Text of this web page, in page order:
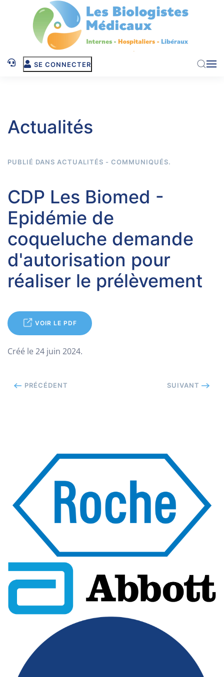
Skip to main content
SE CONNECTER
Actualités
PUBLIÉ DANS ACTUALITÉS - COMMUNIQUÉS.
CDP Les Biomed -
Epidémie de
coqueluche demande
d'autorisation pour
réaliser le prélèvement
VOIR LE PDF
Créé le 24 juin 2024.
PRÉCÉDENT SUIVANT